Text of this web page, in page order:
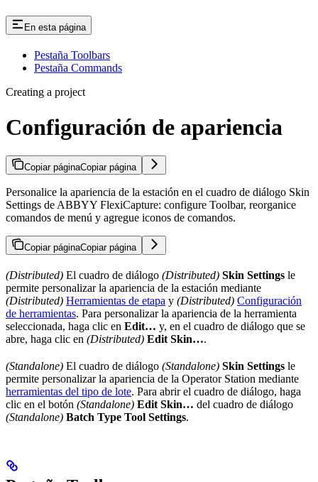
En esta página
Pestaña Toolbars
Pestaña Commands
Creating a project
Configuración de apariencia
Copiar páginaCopiar página
Personalice la apariencia de la estación en el cuadro de diálogo Skin
Settings de ABBYY FlexiCapture: configure Toolbar, reorganice
comandos de menú y agregue iconos de comandos.
Copiar páginaCopiar página
(Distributed) El cuadro de diálogo (Distributed) Skin Settings le
permite personalizar la apariencia de la estación mediante
(Distributed) Herramientas de etapa y (Distributed) Configuración
de herramientas. Para personalizar la apariencia de la herramienta
seleccionada, haga clic en Edit… y, en el cuadro de diálogo que se
abre, haga clic en (Distributed) Edit Skin….
(Standalone) El cuadro de diálogo (Standalone) Skin Settings le
permite personalizar la apariencia de la Operator Station mediante
herramientas del tipo de lote. Para abrir el cuadro de diálogo, haga
clic en el botón (Standalone) Edit Skin… del cuadro de diálogo
(Standalone) Batch Type Tool Settings.